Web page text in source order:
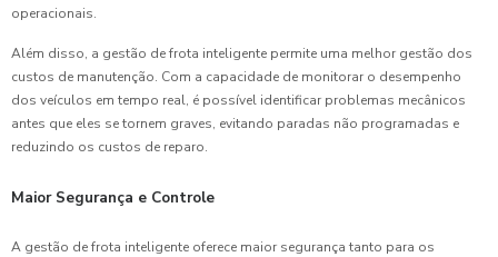
operacionais.
Além disso, a gestão de frota inteligente permite uma melhor gestão dos
custos de manutenção. Com a capacidade de monitorar o desempenho
dos veículos em tempo real, é possível identificar problemas mecânicos
antes que eles se tornem graves, evitando paradas não programadas e
reduzindo os custos de reparo.
Maior Segurança e Controle
A gestão de frota inteligente oferece maior segurança tanto para os